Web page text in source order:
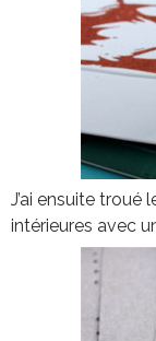
J’ai ensuite troué
intérieures avec